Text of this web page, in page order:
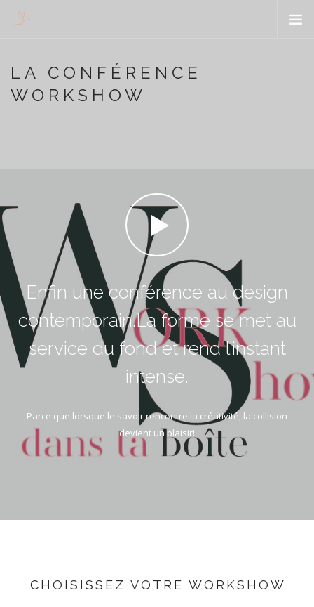
SEARCH SITE
LA CONFÉRENCE
WORKSHOW
Enfin une conférence au design
contemporain.La forme se met au
service du fond et rend l’instant
intense.
Parce que lorsque le savoir rencontre la créativité, la collision
devient un plaisir!
CHOISISSEZ VOTRE WORKSHOW